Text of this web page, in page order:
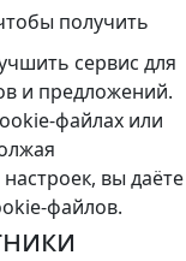
получить
сервис для
и предложений.
файлах или
вы даёте
файлов.